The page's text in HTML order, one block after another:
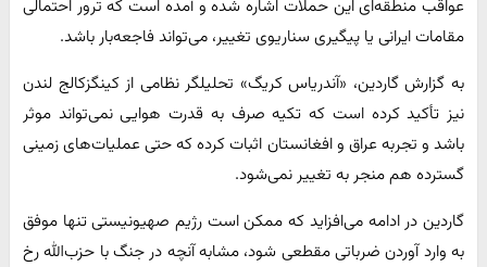
عواقب منطقه‌ای این حملات اشاره شده و آمده است که ترور احتمالی
مقامات ایرانی یا پیگیری سناریوی تغییر، می‌تواند فاجعه‌بار باشد.
به گزارش گاردین، «آندریاس کریگ» تحلیلگر نظامی از کینگزکالج لندن
نیز تأکید کرده است که تکیه صرف به قدرت هوایی نمی‌تواند موثر
باشد و تجربه عراق و افغانستان اثبات کرده که حتی عملیات‌های زمینی
گسترده هم منجر به تغییر نمی‌شود.
گاردین در ادامه می‌افزاید که ممکن است رژیم صهیونیستی تنها موفق
به وارد آوردن ضرباتی مقطعی شود، مشابه آنچه در جنگ با حزب‌الله رخ